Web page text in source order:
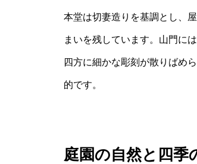
本堂は切妻造りを基調とし、
まいを残しています。山門に
四方に細かな彫刻が散りばめ
的です。
庭園の自然と四季